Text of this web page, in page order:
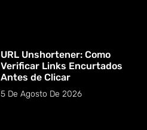
URL Unshortener: Como
Verificar Links Encurtados
Antes de Clicar
5 De Agosto De 2026